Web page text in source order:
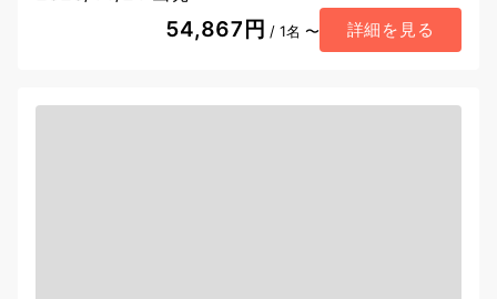
54,867円 / 1名 〜 詳細を見る